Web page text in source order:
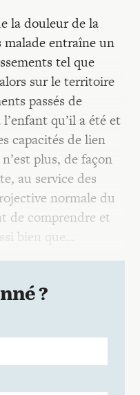
la douleur de la
entraîne un
tel que
sur le territoire
passés de
qu’il a été et
capacités de lien
plus, de façon
au service des
normale du
de comprendre et
bien que…
?